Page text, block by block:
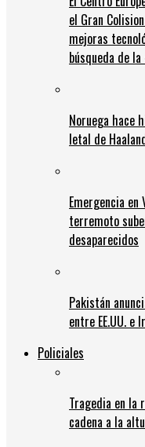
el Gran
mejoras
búsqueda de
Noruega hace
letal de
Emergencia
terremoto
desaparecidos
Pakistán
entre EE.UU. e
Policiales
Tragedia en la
cadena a la